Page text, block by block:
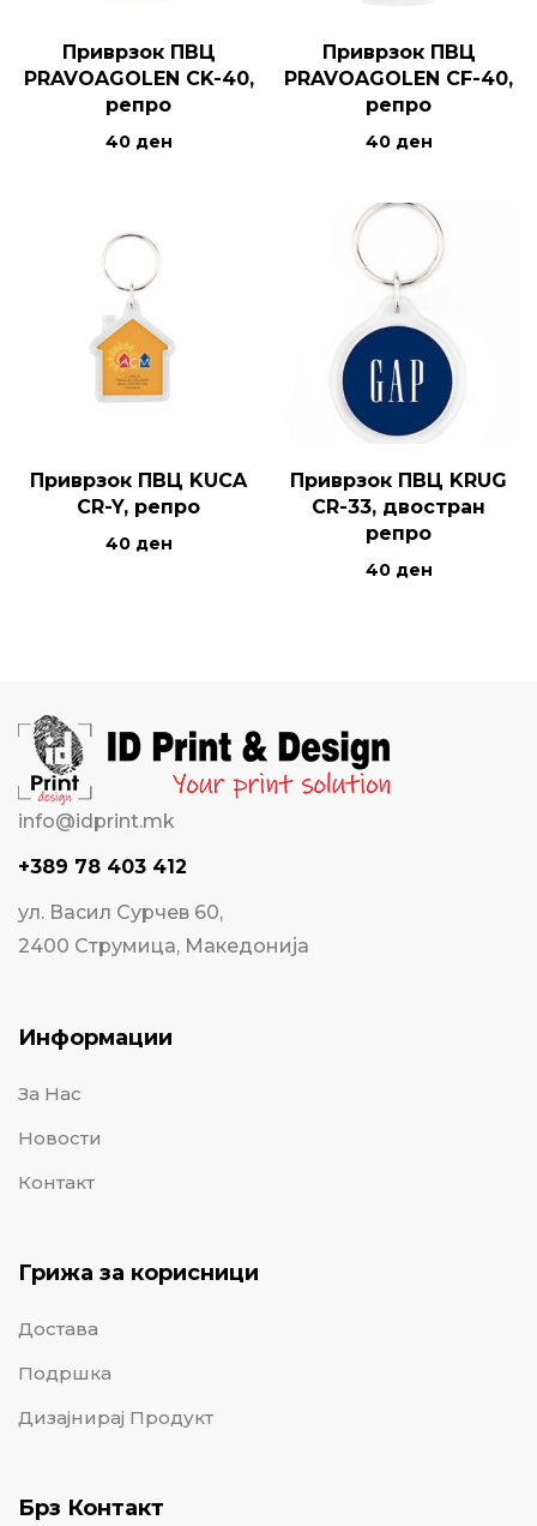
Приврзок ПВЦ
PRAVOAGOLEN CK-40,
репро
40 ден
Приврзок ПВЦ
PRAVOAGOLEN CF-40,
репро
40 ден
Приврзок ПВЦ KUCA
CR-Y, репро
40 ден
Приврзок ПВЦ KRUG
CR-33, двостран
репро
40 ден
info@idprint.mk
+389 78 403 412
ул. Васил Сурчев 60,
2400 Струмица, Македонија
Информации
За Нас
Новости
Контакт
Грижа за корисници
Достава
Подршка
Дизајнирај Продукт
Брз Контакт